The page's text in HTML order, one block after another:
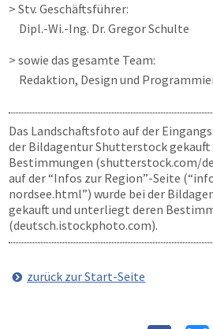
> Stv. Geschäftsführer:
Dipl.-Wi.-Ing. Dr. Gregor Schulte
> sowie das gesamte Team:
Redaktion, Design und
Das Landschaftsfoto auf der
der Bildagentur Shutterstock
Bestimmungen (shutterstock.com/
auf der “Infos zur Region”-Seite
nordsee.html”) wurde bei der
gekauft und unterliegt deren
(deutsch.istockphoto.com).
zurück zur Start-Seite